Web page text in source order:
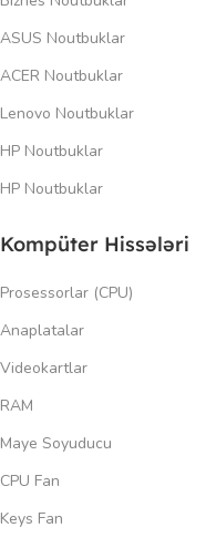
ASUS Noutbuklar
ACER Noutbuklar
Lenovo Noutbuklar
HP Noutbuklar
HP Noutbuklar
Kompüter Hissələri
Prosessorlar (CPU)
Anaplatalar
Videokartlar
RAM
Maye Soyuducu
CPU Fan
Keys Fan